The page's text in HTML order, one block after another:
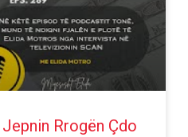
Rrogën Çdo